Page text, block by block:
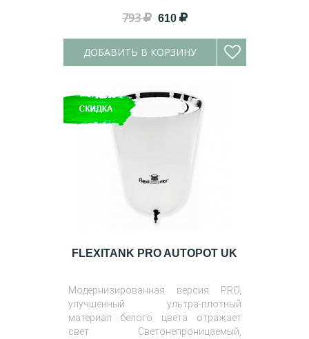
793 610
ДОБАВИТЬ В КОРЗИНУ
FLEXITANK PRO AUTOPOT UK
Модернизированная версия PRO,
улучшенный ультра-плотный
материал белого цвета отражает
свет. Светонепроницаемый,